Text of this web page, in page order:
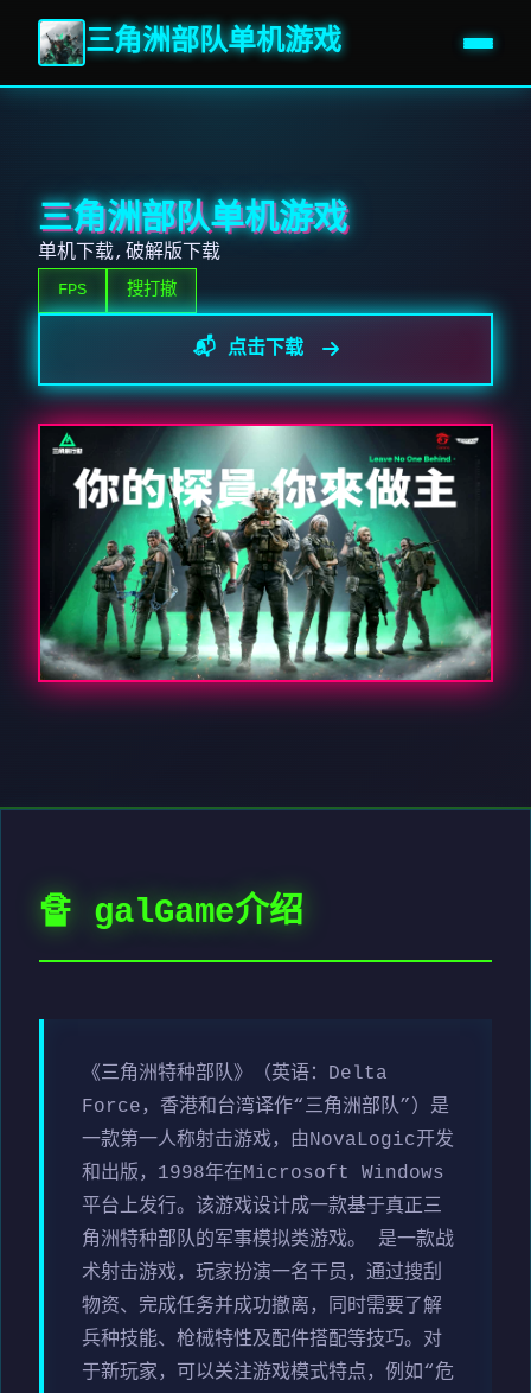
三角洲部队单机游戏
三角洲部队单机游戏
单机下载,破解版下载
FPS 搜打撤
📬 点击下载
🔏 galGame介绍
《三角洲特种部队》（英语：Delta
Force，香港和台湾译作“三角洲部队”）是
一款第一人称射击游戏，由NovaLogic开发
和出版，1998年在Microsoft Windows
平台上发行。该游戏设计成一款基于真正三
角洲特种部队的军事模拟类游戏。 是一款战
术射击游戏，玩家扮演一名干员，通过搜刮
物资、完成任务并成功撤离，同时需要了解
兵种技能、枪械特性及配件搭配等技巧。对
于新玩家，可以关注游戏模式特点，例如“危